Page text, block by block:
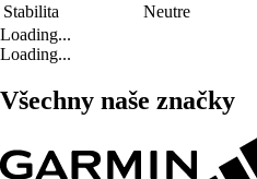
Stabilita
Neutre
Loading...
Loading...
Všechny naše značky